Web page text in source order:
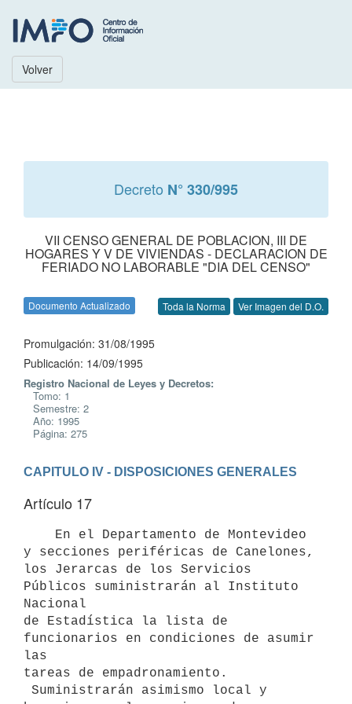
Volver
Decreto N° 330/995
VII CENSO GENERAL DE POBLACION, III DE
HOGARES Y V DE VIVIENDAS - DECLARACION DE
FERIADO NO LABORABLE "DIA DEL CENSO"
Documento Actualizado Toda la Norma Ver Imagen del D.O.
Promulgación: 31/08/1995
Publicación: 14/09/1995
Registro Nacional de Leyes y Decretos:
Tomo: 1
Semestre: 2
Año: 1995
Página: 275
CAPITULO IV - DISPOSICIONES GENERALES
Artículo 17
y secciones periféricas de Canelones,
los Jerarcas de los Servicios
Públicos suministrarán al Instituto
Nacional
de Estadística la lista de
funcionarios en condiciones de asumir
las
tareas de empadronamiento.